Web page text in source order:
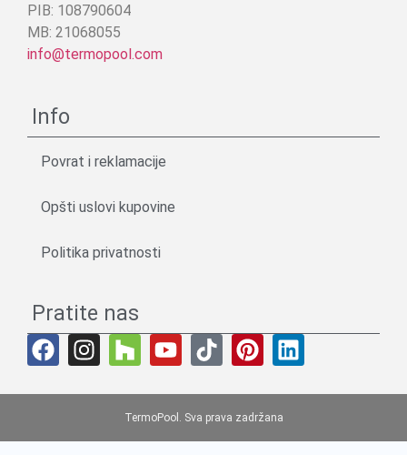
PIB: 108790604
MB: 21068055
info@termopool.com
Info
Povrat i reklamacije
Opšti uslovi kupovine
Politika privatnosti
Pratite nas
TermoPool. Sva prava zadržana